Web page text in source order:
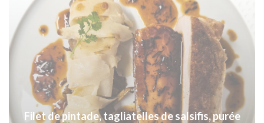
Filet de pintade, tagliatelles de salsifis, purée